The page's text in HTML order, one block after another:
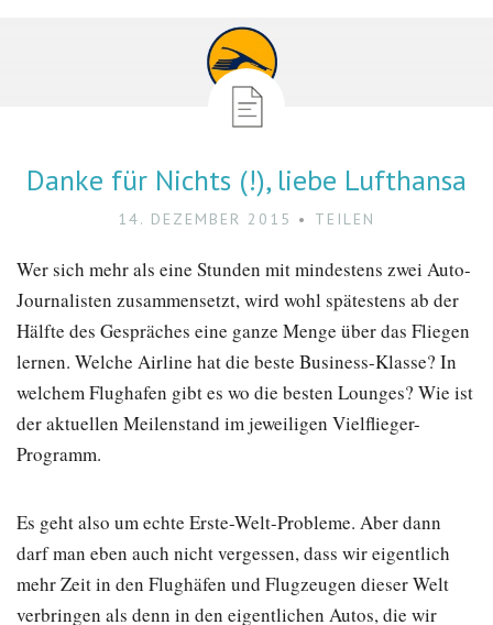
Danke für Nichts (!), liebe Lufthansa
14. DEZEMBER 2015 TEILEN
Wer sich mehr als eine Stunden mit mindestens zwei Auto-
Journalisten zusammensetzt, wird wohl spätestens ab der
Hälfte des Gespräches eine ganze Menge über das Fliegen
lernen. Welche Airline hat die beste Business-Klasse? In
welchem Flughafen gibt es wo die besten Lounges? Wie ist
der aktuellen Meilenstand im jeweiligen Vielflieger-
Programm.
Es geht also um echte Erste-Welt-Probleme. Aber dann
darf man eben auch nicht vergessen, dass wir eigentlich
mehr Zeit in den Flughäfen und Flugzeugen dieser Welt
verbringen als denn in den eigentlichen Autos, die wir